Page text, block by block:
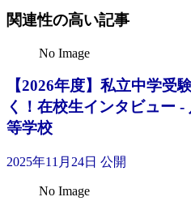
関連性の高い記事
No Image
【2026年度】私立中学受
く！在校生インタビュー
等学校
2025年11月24日 公開
No Image